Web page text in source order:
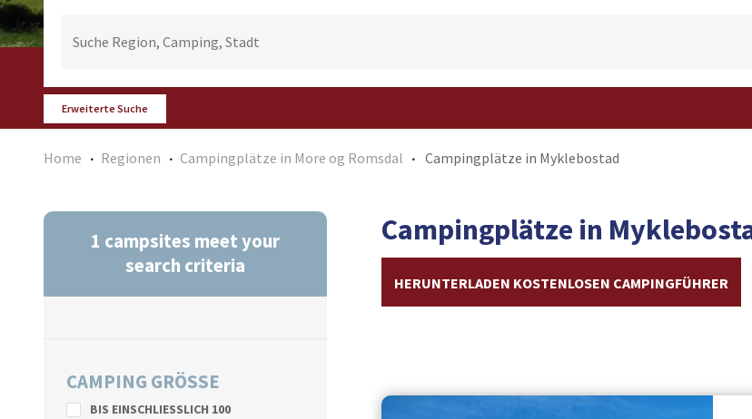
Erweiterte Suche
Home Regionen Campingplätze in More og Romsdal Campingplätze in Myklebostad
Campingplätze in
HERUNTERLADEN KOSTENLOSEN CAMPINGFÜHRER
1 campsites meet your
search criteria
CAMPING GRÖSSE
BIS EINSCHLIESSLICH 100